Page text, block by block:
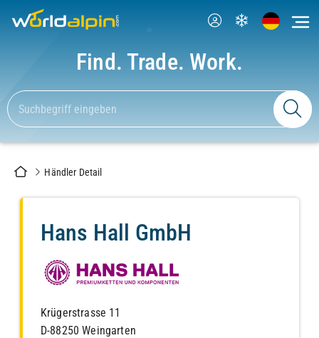
Find. Trade. Work.
Händler Detail
Hans Hall GmbH
Krügerstrasse 11
D-88250 Weingarten